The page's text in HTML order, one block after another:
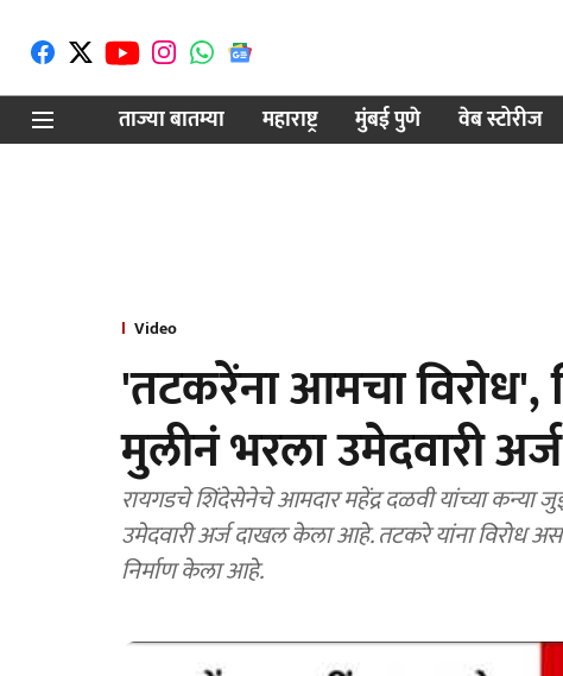
ताज्या बातम्या
महाराष्ट्र मुंबई पुणे वेब स्टोरीज
Video
'तटकरेंना आमचा विरोध',
मुलीनं भरला उमेदवारी
रायगडचे शिंदेसेनेचे आमदार महेंद्र दळवी यांच्या कन्या
उमेदवारी अर्ज दाखल केला आहे. तटकरे यांना विरोध
निर्माण केला आहे.